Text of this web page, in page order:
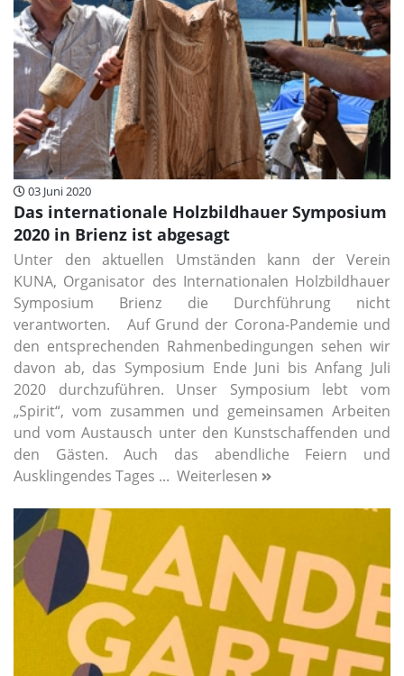
03 Juni 2020
Das internationale Holzbildhauer Symposium
2020 in Brienz ist abgesagt
Unter den aktuellen Umständen kann der Verein
KUNA, Organisator des Internationalen Holzbildhauer
Symposium Brienz die Durchführung nicht
verantworten. Auf Grund der Corona-Pandemie und
den entsprechenden Rahmenbedingungen sehen wir
davon ab, das Symposium Ende Juni bis Anfang Juli
2020 durchzuführen. Unser Symposium lebt vom
„Spirit“, vom zusammen und gemeinsamen Arbeiten
und vom Austausch unter den Kunstschaffenden und
den Gästen. Auch das abendliche Feiern und
Ausklingendes Tages ... Weiterlesen